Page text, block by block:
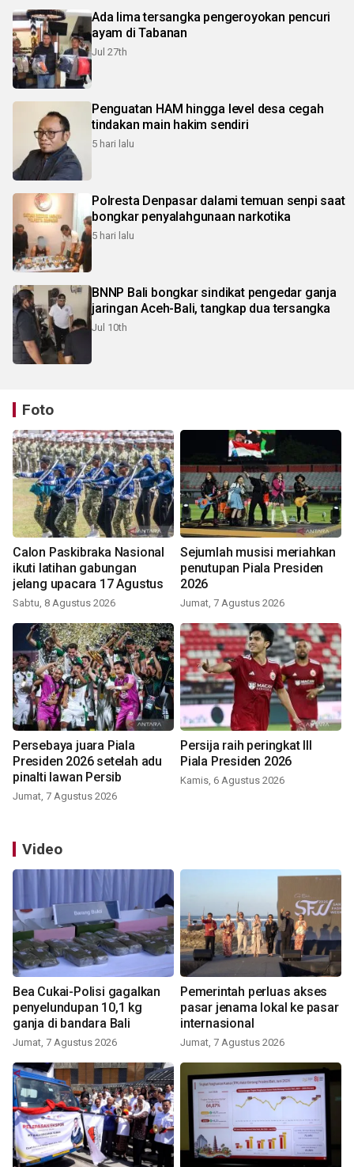
Ada lima tersangka pengeroyokan pencuri
ayam di Tabanan
Jul 27th
Penguatan HAM hingga level desa cegah
tindakan main hakim sendiri
5 hari lalu
Polresta Denpasar dalami temuan senpi saat
bongkar penyalahgunaan narkotika
5 hari lalu
BNNP Bali bongkar sindikat pengedar ganja
jaringan Aceh-Bali, tangkap dua tersangka
Jul 10th
Foto
Calon Paskibraka Nasional
ikuti latihan gabungan
jelang upacara 17 Agustus
Sabtu, 8 Agustus 2026
Sejumlah musisi meriahkan
penutupan Piala Presiden
2026
Jumat, 7 Agustus 2026
Persebaya juara Piala
Presiden 2026 setelah adu
pinalti lawan Persib
Jumat, 7 Agustus 2026
Persija raih peringkat III
Piala Presiden 2026
Kamis, 6 Agustus 2026
Video
Bea Cukai-Polisi gagalkan
penyelundupan 10,1 kg
ganja di bandara Bali
Jumat, 7 Agustus 2026
Pemerintah perluas akses
pasar jenama lokal ke pasar
internasional
Jumat, 7 Agustus 2026